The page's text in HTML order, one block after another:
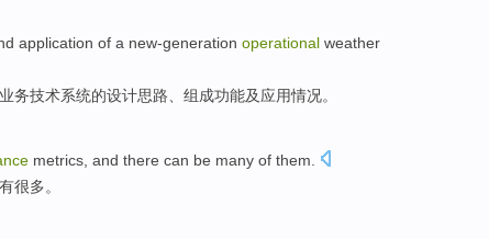
application of a new-generation operational weather
业务技术系统的设计思路 、组成功能及应用情况。
metrics, and there can be many of them
有很多。